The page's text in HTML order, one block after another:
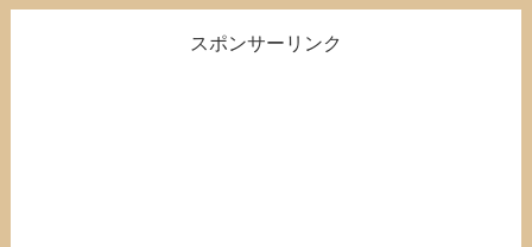
スポンサーリンク